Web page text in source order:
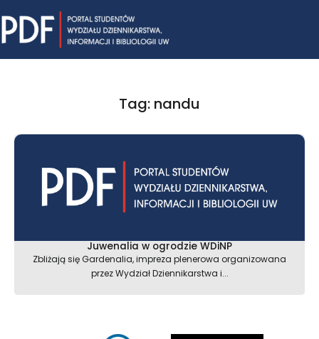
to
content
Tag: nandu
Juwenalia w ogrodzie WDiNP
Zbliżają się Gardenalia, impreza plenerowa organizowana
przez Wydział Dziennikarstwa i...